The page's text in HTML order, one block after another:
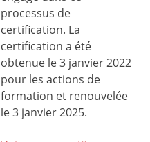
processus de
certification. La
certification a été
obtenue le 3 janvier 2022
pour les actions de
formation et renouvelée
le 3 janvier 2025.